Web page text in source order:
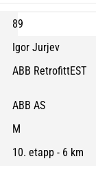
89
Igor Jurjev
ABB RetrofittEST
ABB AS
M
10. etapp - 6 km